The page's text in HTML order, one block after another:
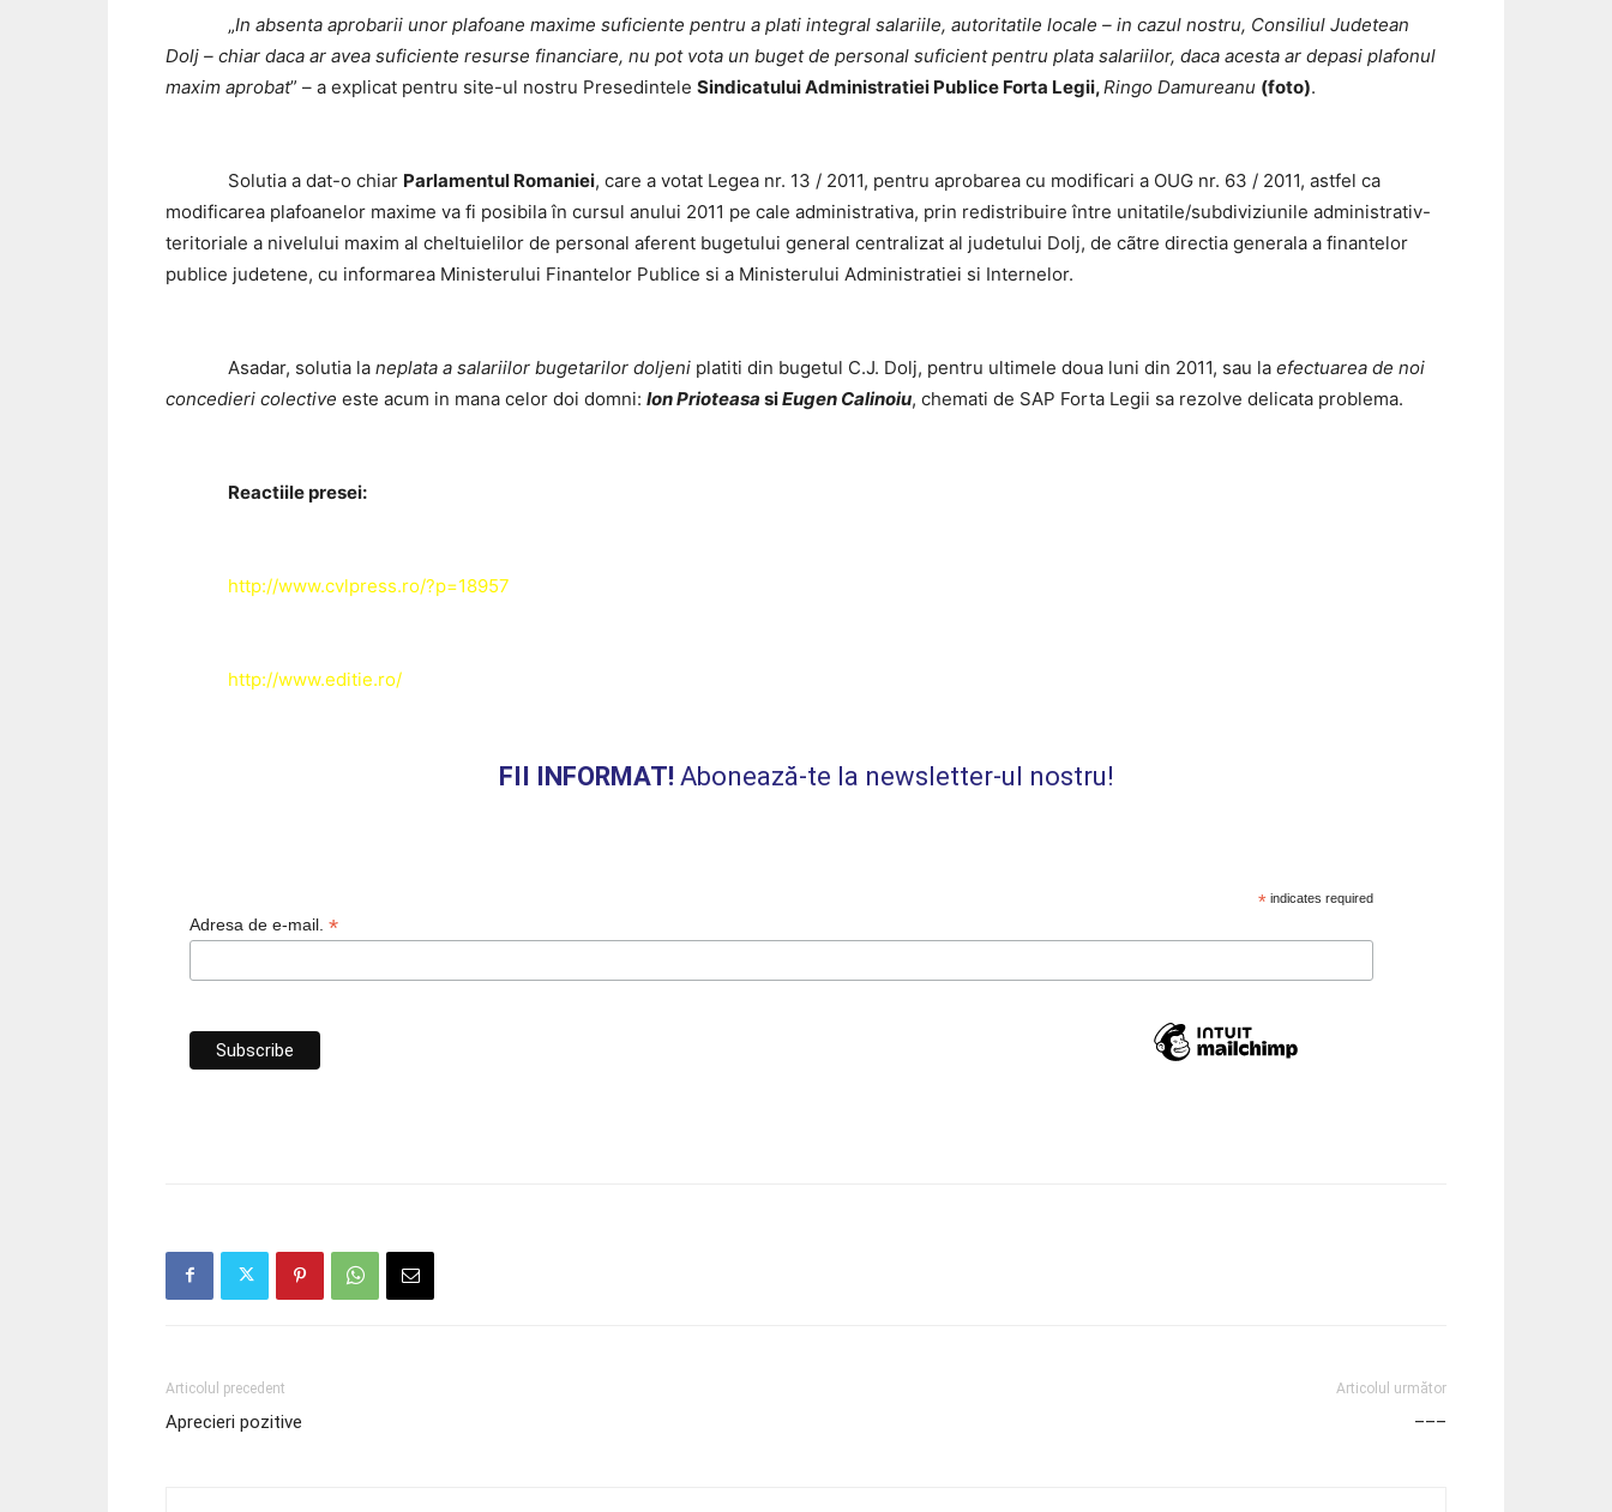
„In absenta aprobarii unor plafoane maxime suficiente pentru a plati integral salariile, autoritatile locale – in cazul nostru, Consiliul Judetean
Dolj – chiar daca ar avea suficiente resurse financiare, nu pot vota un buget de personal suficient pentru plata salariilor, daca acesta ar depasi plafonul
maxim aprobat” – a explicat pentru site-ul nostru Presedintele Sindicatului Administratiei Publice Forta Legii,Ringo Damureanu (foto).
Solutia a dat-o chiar Parlamentul Romaniei, care a votat Legea nr. 13 / 2011, pentru aprobarea cu modificari a OUG nr. 63 / 2011, astfel ca
modificarea plafoanelor maxime va fi posibila în cursul anului 2011 pe cale administrativa, prin redistribuire între unitatile/subdiviziunile administrativ-
teritoriale a nivelului maxim al cheltuielilor de personal aferent bugetului general centralizat al judetului Dolj, de cãtre directia generala a finantelor
publice judetene, cu informarea Ministerului Finantelor Publice si a Ministerului Administratiei si Internelor.
Asadar, solutia la neplata a salariilor bugetarilor doljeni platiti din bugetul C.J. Dolj, pentru ultimele doua luni din 2011, sau la efectuarea de noi
concedieri colective este acum in mana celor doi domni: Ion Prioteasa siEugen Calinoiu, chemati de SAP Forta Legii sa rezolve delicata problema.
Reactiile presei:
http://www.cvlpress.ro/?p=18957
http://www.editie.ro/
FII INFORMAT! Abonează-te la newsletter-ul nostru!
*indicates required
Adresa de e-mail. *
Articolul precedent
Aprecieri pozitive
Articolul următor
–––